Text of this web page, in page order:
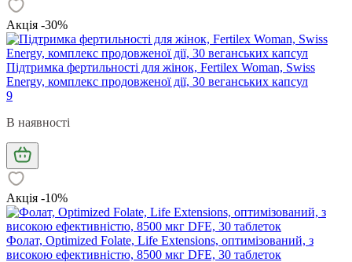
Акція -30%
Підтримка фертильності для жінок, Fertilex Woman, Swiss
Energy, комплекс продовженої дії, 30 веганських капсул
9
В наявності
Акція -10%
Фолат, Optimized Folate, Life Extensions, оптимізований, з
високою ефективністю, 8500 мкг DFE, 30 таблеток